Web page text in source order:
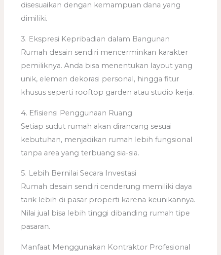
disesuaikan dengan kemampuan dana yang
dimiliki.
3. Ekspresi Kepribadian dalam Bangunan
Rumah desain sendiri mencerminkan karakter
pemiliknya. Anda bisa menentukan layout yang
unik, elemen dekorasi personal, hingga fitur
khusus seperti rooftop garden atau studio kerja.
4. Efisiensi Penggunaan Ruang
Setiap sudut rumah akan dirancang sesuai
kebutuhan, menjadikan rumah lebih fungsional
tanpa area yang terbuang sia-sia.
5. Lebih Bernilai Secara Investasi
Rumah desain sendiri cenderung memiliki daya
tarik lebih di pasar properti karena keunikannya.
Nilai jual bisa lebih tinggi dibanding rumah tipe
pasaran.
Manfaat Menggunakan Kontraktor Profesional